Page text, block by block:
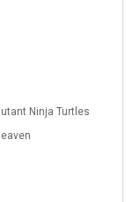
Ninja Turtles